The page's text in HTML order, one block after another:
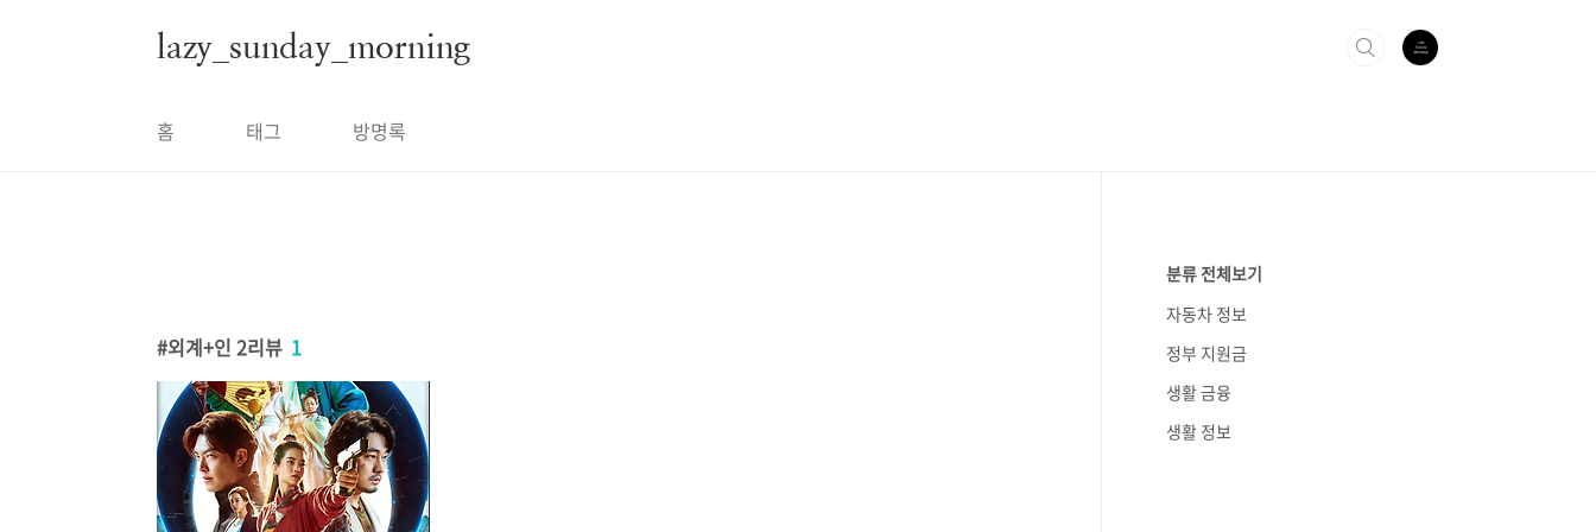
lazy_sunday_morning
홈 태그 방명록
외계+인 2리뷰 1
분류 전체보기
자동차 정보
정부 지원금
생활 금융
생활 정보